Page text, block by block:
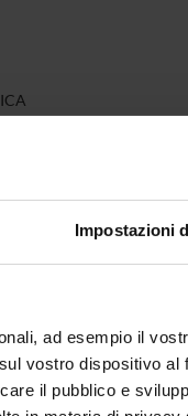
Impostazioni
ad esempio il
vostro dispositivo al
il pubblico e